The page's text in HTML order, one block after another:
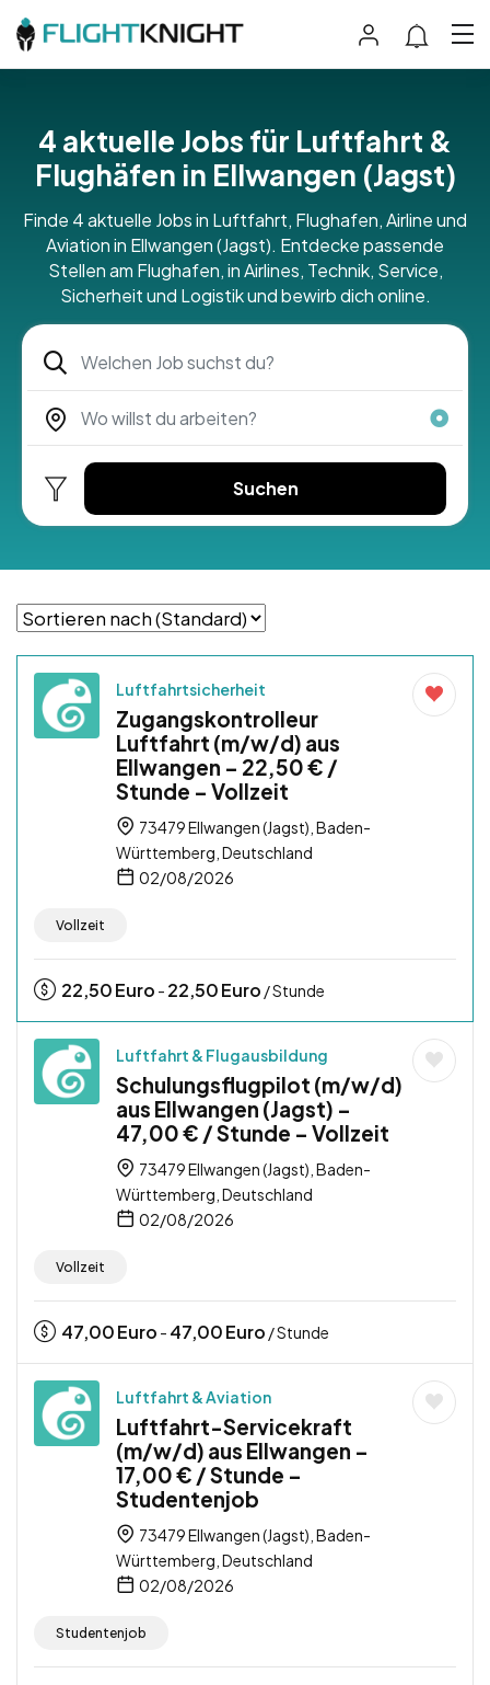
4 aktuelle Jobs für Luftfahrt &
Flughäfen in Ellwangen (Jagst)
Finde 4 aktuelle Jobs in Luftfahrt, Flughafen, Airline und
Aviation in Ellwangen (Jagst). Entdecke passende
Stellen am Flughafen, in Airlines, Technik, Service,
Sicherheit und Logistik und bewirb dich online.
Suchen
Luftfahrtsicherheit
Zugangskontrolleur
Luftfahrt (m/w/d) aus
Ellwangen – 22,50 € /
Stunde – Vollzeit
73479 Ellwangen (Jagst), Baden-
Württemberg, Deutschland
02/08/2026
Vollzeit
22,50Euro - 22,50Euro / Stunde
Luftfahrt & Flugausbildung
Schulungsflugpilot (m/w/d)
aus Ellwangen (Jagst) –
47,00 € / Stunde – Vollzeit
73479 Ellwangen (Jagst), Baden-
Württemberg, Deutschland
02/08/2026
Vollzeit
47,00Euro - 47,00Euro / Stunde
Luftfahrt & Aviation
Luftfahrt-Servicekraft
(m/w/d) aus Ellwangen –
17,00 € / Stunde –
Studentenjob
73479 Ellwangen (Jagst), Baden-
Württemberg, Deutschland
02/08/2026
Studentenjob